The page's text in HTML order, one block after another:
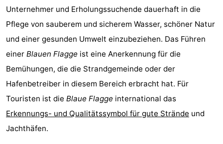
Unternehmer und Erholungssuchende dauerhaft in die
Pflege von sauberem und sicherem Wasser, schöner Natur
und einer gesunden Umwelt einzubeziehen. Das Führen
einer Blauen Flagge ist eine Anerkennung für die
Bemühungen, die die Strandgemeinde oder der
Hafenbetreiber in diesem Bereich erbracht hat. Für
Touristen ist die Blaue Flagge international das
Erkennungs- und Qualitätssymbol für gute Strände und
Jachthäfen.